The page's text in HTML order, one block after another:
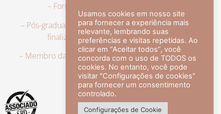
– Formação em Medicina pela UFRJ.
– Pós-graduação em Dermatologia pela UFRJ, tendo
finalizado a especialização em 2007.
– Membro da Sociedade Brasileira de Dermatologia,
com título de especialista.
veja mais +
Usamos cookies em nosso site
para fornecer a experiência mais
relevante, lembrando suas
preferências e visitas repetidas. Ao
clicar em “Aceitar todos”, você
concorda com o uso de TODOS os
cookies. No entanto, você pode
visitar "Configurações de cookies"
para fornecer um consentimento
controlado.
Configurações de Cookie